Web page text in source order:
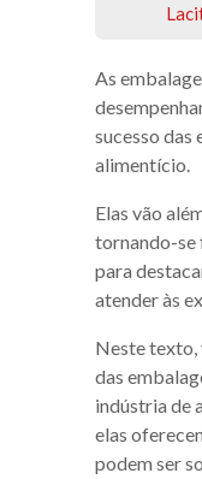
As
sucesso das
alimentício.
Elas vão
tornando-se
para
atender às
Neste texto,
das
indústria de
elas
podem ser